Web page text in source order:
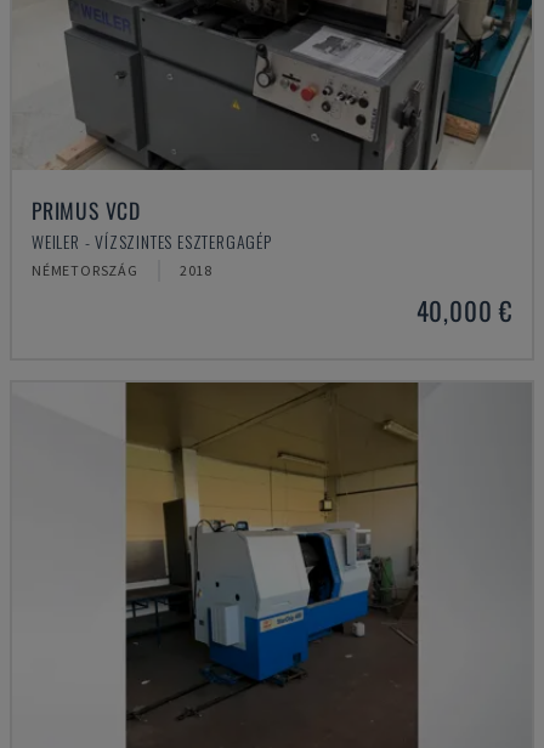
PRIMUS VCD
WEILER - VÍZSZINTES ESZTERGAGÉP
NÉMETORSZÁG 2018
40,000 €